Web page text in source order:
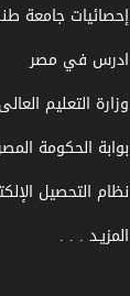
إحصائيات جامعة
ادرس في مصر
وزارة التعليم العالى
بوابة الحكومة
نظام التحصيل
المزيـد . . .